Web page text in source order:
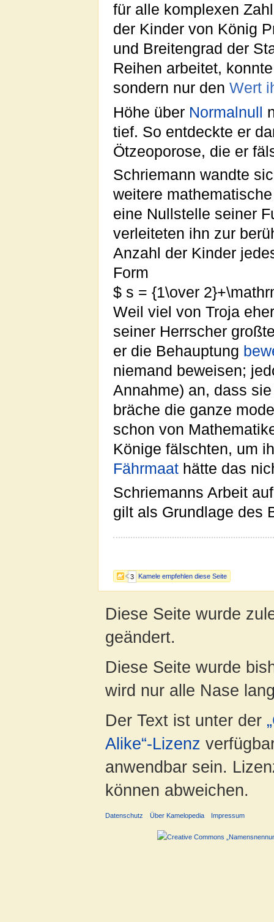
3 Kamele empfehlen diese Seite
für alle komplexen
der Kinder von König
und Breitengrad der
Reihen arbeitet,
sondern nur den Wert
Höhe über Normalnull
tief. So entdeckte er
Ötzeoporose, die er
Schriemann wandte
weitere
eine Nullstelle seiner
verleiteten ihn zur
Anzahl der Kinder
Form
$ s = {1\over
Weil viel von Troja
seiner Herrscher
er die Behauptung
niemand beweisen;
Annahme) an, dass
bräche die ganze
schon von
Könige fälschten, um
Fährmaat hätte das
Schriemanns Arbeit
gilt als Grundlage des
Diese Seite wurde
geändert.
Diese Seite wurde
wird nur alle Nase
Der Text ist unter der
Alike“-Lizenz
anwendbar sein.
können abweichen.
Datenschutz Über Kamelopedia Impressum